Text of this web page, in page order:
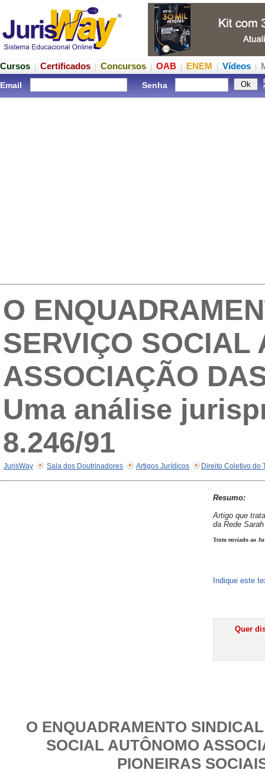
Cursos Certificados Concursos OAB ENEM Vídeos
Email Senha
O
SERVIÇO SOCIAL
ASSOCIAÇÃO
Uma análise
8.246/91
JurisWay Sala dos Doutrinadores Artigos Jurídicos Direito Coletivo do
Resumo:
Artigo que
da Rede
Texto enviado ao
Indique este
Quer
O ENQUADRAMENTO
SOCIAL AUTÔNOMO
PIONEIRAS